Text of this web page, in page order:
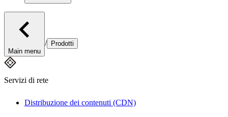
Main menu
/ Prodotti
Servizi di rete
Distribuzione dei contenuti (CDN)